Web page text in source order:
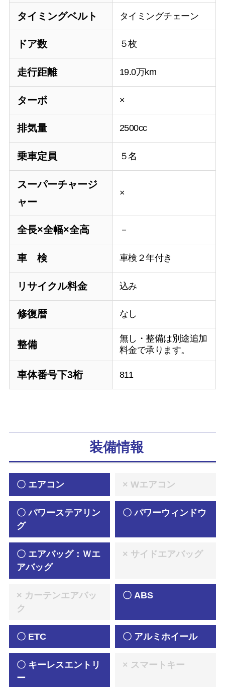
タイミングベルト タイミングチェーン
ドア数 ５枚
走行距離 19.0万km
ターボ ×
排気量 2500cc
乗車定員 ５名
スーパーチャージ
ャー
×
全長×全幅×全高 －
車 検 車検２年付き
リサイクル料金 込み
修復暦 なし
整備
無し・整備は別途追加
料金で承ります。
車体番号下3桁 811
装備情報
〇 エアコン × Wエアコン
〇 パワーステアリン
グ
〇 パワーウィンドウ
〇 エアバッグ：Ｗエ
アバッグ
× サイドエアバッグ
× カーテンエアバッ
ク
〇 ABS
〇 ETC 〇 アルミホイール
〇 キーレスエントリ
ー
× スマートキー